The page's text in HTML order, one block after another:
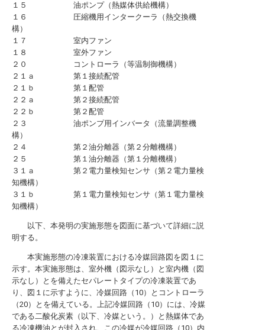
１５ 油ポンプ（熱媒体供給機構）
１６ 圧縮機用インタークーラ（熱交換機
構）
１７ 室内ファン
１８ 室外ファン
２０ コントローラ（等温制御機構）
２１ａ 第１接続配管
２１ｂ 第１配管
２２ａ 第２接続配管
２２ｂ 第２配管
２３ 油ポンプ用インバータ（流量調整機
構）
２４ 第２油分離器（第２分離機構）
２５ 第１油分離器（第１分離機構）
３１ａ 第２電力量検知センサ（第２電力量検
知機構）
３１ｂ 第１電力量検知センサ（第１電力量検
知機構）
以下、本発明の実施形態を図面に基づいて詳細に説
明する。
本実施形態の冷凍装置における冷媒回路図を図１に
示す。本実施形態は、室外機（図示なし）と室内機（図
示なし）とを備えたセパレートタイプの冷凍装置であ
り、図１に示すように、冷媒回路（10）とコントローラ
（20）とを備えている。上記冷媒回路（10）には、冷媒
である二酸化炭素（以下、冷媒という。）と熱媒体であ
る冷凍機油とが封入され、この冷媒が冷媒回路（10）内